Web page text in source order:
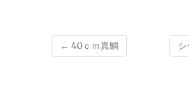
← 40ｃｍ真鯛 シ